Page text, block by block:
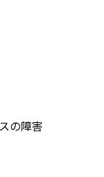
の障害